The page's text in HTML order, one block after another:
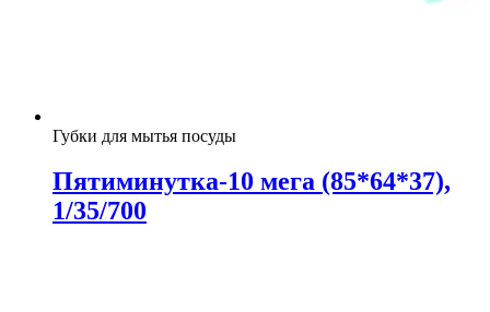
Губки для мытья посуды
Пятиминутка-10 мега (85*64*37),
1/35/700